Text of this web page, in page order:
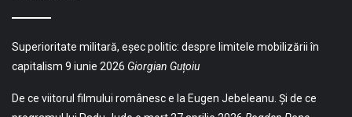
Superioritate militară, eșec politic: despre limitele mobilizării în
capitalism 9 iunie 2026 Giorgian Guțoiu
De ce viitorul filmului românesc e la Eugen Jebeleanu. Și de ce